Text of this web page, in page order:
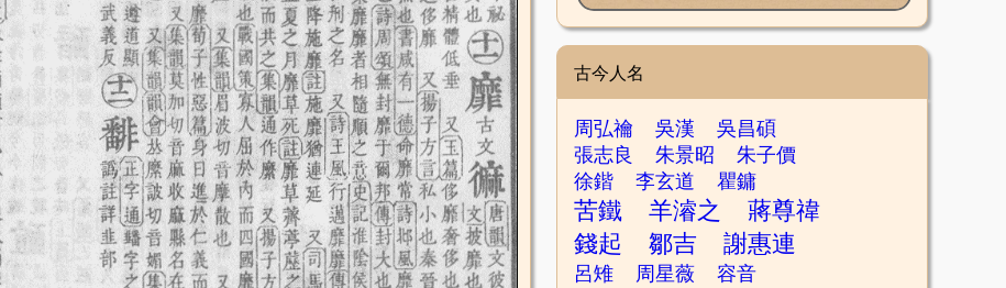
古今人名
周弘禴 吳漢
吳昌碩
張志良
朱景昭
朱子價
徐鍇
李玄道 瞿鏞
苦鐵 羊濬之
蔣尊禕
錢起
鄒吉 謝惠連
呂雉 周星薇
容音